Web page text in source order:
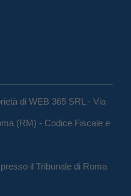
di WEB 365 SRL - Via
(RM) - Codice Fiscale e
il Tribunale di Roma